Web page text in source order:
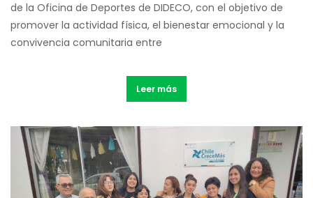
de la Oficina de Deportes de DIDECO, con el objetivo de
promover la actividad física, el bienestar emocional y la
convivencia comunitaria entre
Leer más